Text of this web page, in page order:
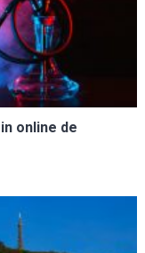
online de